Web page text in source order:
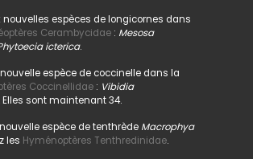
nouvelles espèces de longicornes dans
Cerambycidae: Mesosa
icterica.
espèce de coccinelle dans la
Coccinellidae: Vibidia
Elles sont maintenant 34.
espèce de tenthrède Macrophya
les Hyménoptères Tenthredinidae.